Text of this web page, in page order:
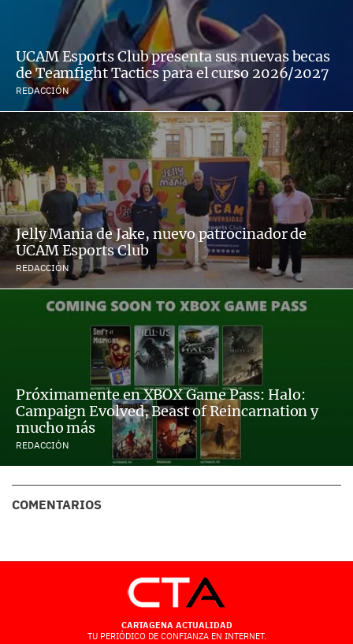
UCAM Esports Club presenta sus nuevas becas
de Teamfight Tactics para el curso 2026/2027
REDACCIÓN
Jelly Mania de Jake, nuevo patrocinador de
UCAM Esports Club
REDACCIÓN
Próximamente en XBOX Game Pass: Halo:
Campaign Evolved, Beast of Reincarnation y
mucho más
REDACCIÓN
COMENTARIOS
CARTAGENA ACTUALIDAD
TU PERIÓDICO DE CONFIANZA EN INTERNET.